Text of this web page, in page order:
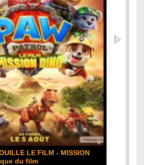
LE FILM - MISSION
du film